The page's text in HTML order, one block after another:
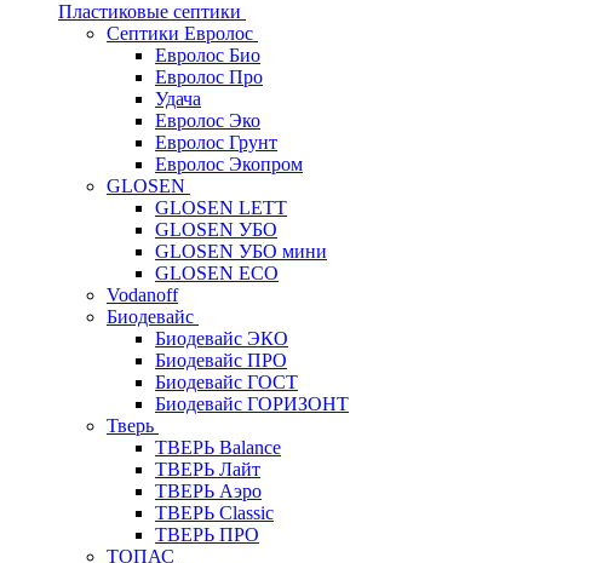
Пластиковые септики
Септики Евролос
Евролос Био
Евролос Про
Удача
Евролос Эко
Евролос Грунт
Евролос Экопром
GLOSEN
GLOSEN LETT
GLOSEN УБО
GLOSEN УБО мини
GLOSEN ECO
Vodanoff
Биодевайс
Биодевайс ЭКО
Биодевайс ПРО
Биодевайс ГОСТ
Биодевайс ГОРИЗОНТ
Тверь
ТВЕРЬ Balance
ТВЕРЬ Лайт
ТВЕРЬ Аэро
ТВЕРЬ Classic
ТВЕРЬ ПРО
ТОПАС